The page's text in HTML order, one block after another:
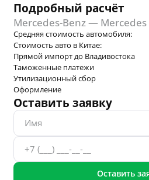
Подробный расчёт
Mercedes-Benz — Mercedes
Средняя стоимость автомобиля:
Стоимость авто в Китае:
Прямой импорт до Владивостока
Таможенные платежи
Утилизационный сбор
Оформление
Оставить заявку
Оставить